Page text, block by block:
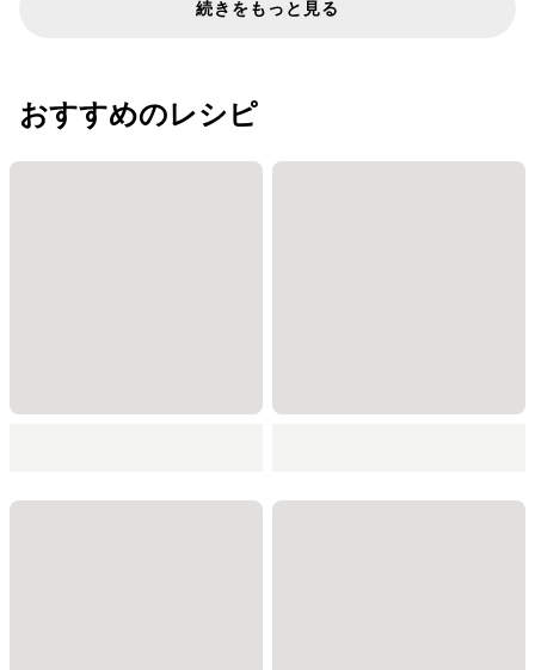
続きをもっと見る
おすすめのレシピ